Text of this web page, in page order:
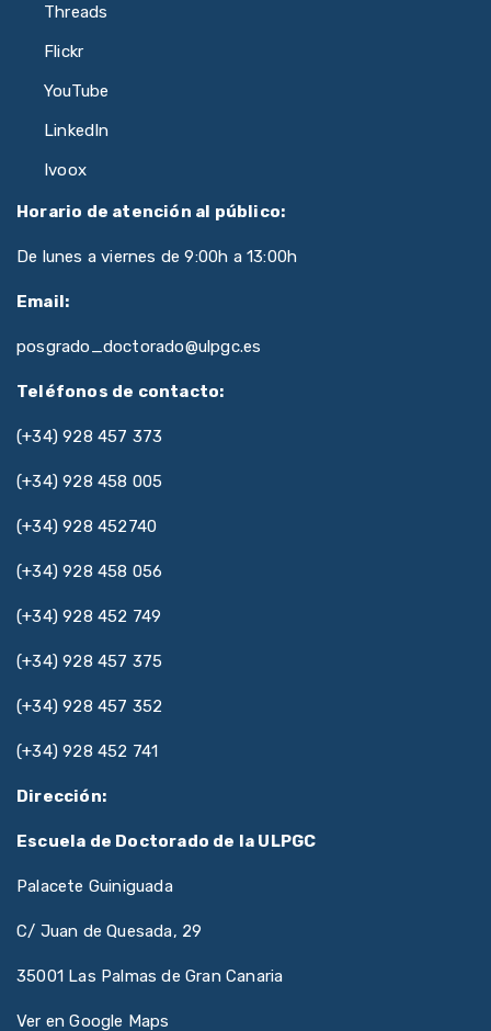
Threads
Flickr
YouTube
LinkedIn
Ivoox
Horario de atención al público:
De lunes a viernes de 9:00h a 13:00h
Email:
posgrado_doctorado@ulpgc.es
Teléfonos de contacto:
(+34) 928 457 373
(+34) 928 458 005
(+34) 928 452740
(+34) 928 458 056
(+34) 928 452 749
(+34) 928 457 375
(+34) 928 457 352
(+34) 928 452 741
Dirección:
Escuela de Doctorado de la ULPGC
Palacete Guiniguada
C/ Juan de Quesada, 29
35001 Las Palmas de Gran Canaria
Ver en Google Maps